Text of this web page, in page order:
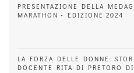
PRESENTAZIONE DELLA
MARATHON - EDIZIONE 2024
LA FORZA DELLE DONNE:
DOCENTE RITA DI PRETORO DI